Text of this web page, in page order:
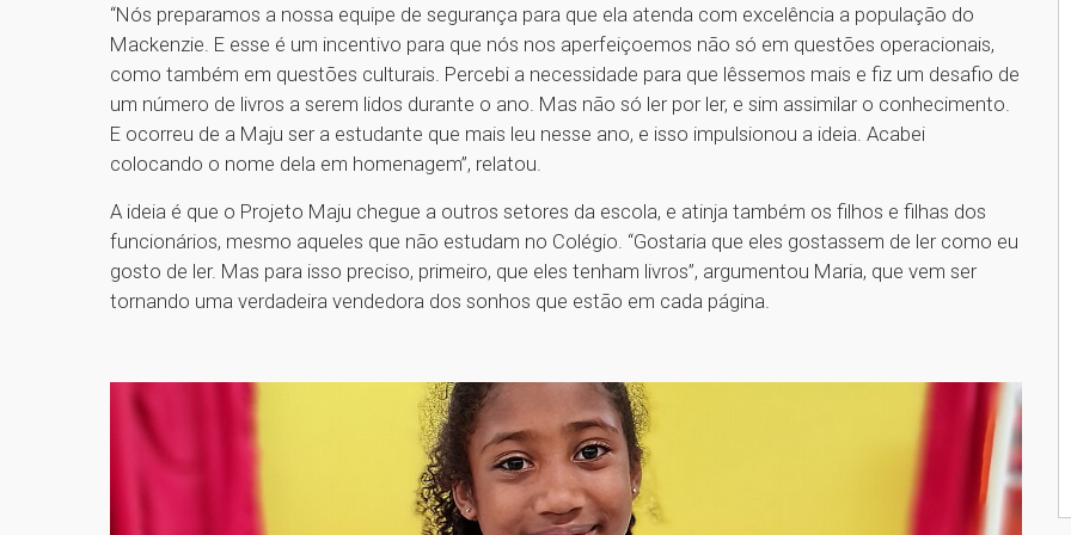
“Nós preparamos a nossa equipe de segurança para que ela atenda com excelência a população do
Mackenzie. E esse é um incentivo para que nós nos aperfeiçoemos não só em questões operacionais,
como também em questões culturais. Percebi a necessidade para que lêssemos mais e fiz um desafio de
um número de livros a serem lidos durante o ano. Mas não só ler por ler, e sim assimilar o conhecimento.
E ocorreu de a Maju ser a estudante que mais leu nesse ano, e isso impulsionou a ideia. Acabei
colocando o nome dela em homenagem”, relatou.
A ideia é que o Projeto Maju chegue a outros setores da escola, e atinja também os filhos e filhas dos
funcionários, mesmo aqueles que não estudam no Colégio. “Gostaria que eles gostassem de ler como eu
gosto de ler. Mas para isso preciso, primeiro, que eles tenham livros”, argumentou Maria, que vem ser
tornando uma verdadeira vendedora dos sonhos que estão em cada página.